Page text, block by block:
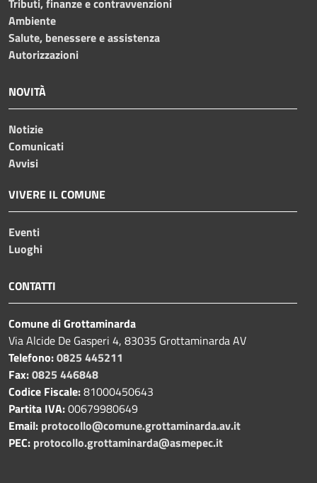
Ambiente
Salute, benessere e assistenza
Autorizzazioni
NOVITÀ
Notizie
Comunicati
Avvisi
VIVERE IL COMUNE
Eventi
Luoghi
CONTATTI
Comune di Grottaminarda
Via Alcide De Gasperi 4, 83035 Grottaminarda AV
Telefono:0825 445211
Fax:0825 446848
Codice Fiscale:81000450643
Partita IVA:00679980649
Email: protocollo@comune.grottaminarda.av.it
PEC: protocollo.grottaminarda@asmepec.it